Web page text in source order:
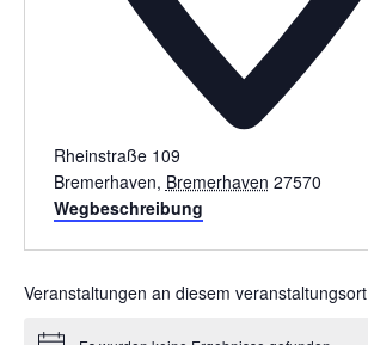
Rheinstraße 109
Bremerhaven, Bremerhaven 27570
Wegbeschreibung
Veranstaltungen an diesem veranstaltungsort